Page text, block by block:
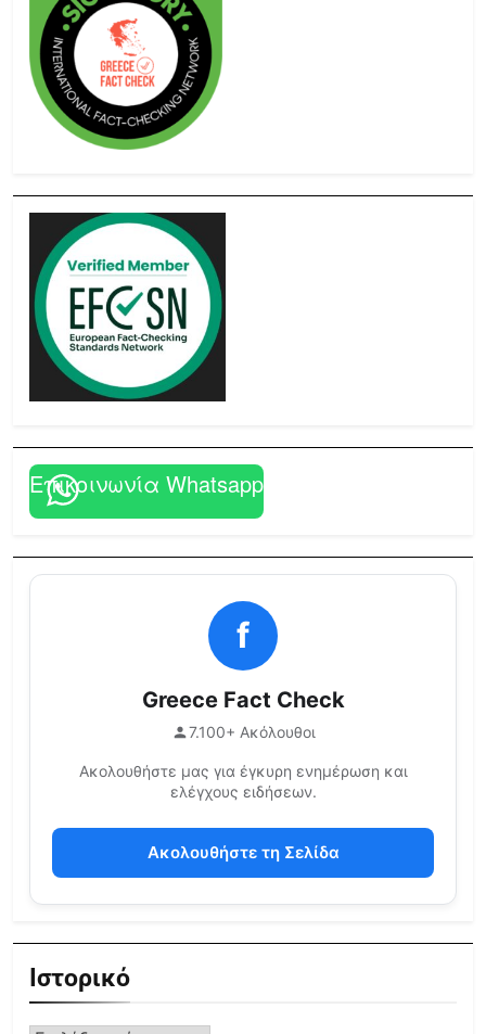
Επικοινωνία Whatsapp
f
Greece Fact Check
7.100+ Ακόλουθοι
Ακολουθήστε μας για έγκυρη ενημέρωση και
ελέγχους ειδήσεων.
Ακολουθήστε τη Σελίδα
Ιστορικό